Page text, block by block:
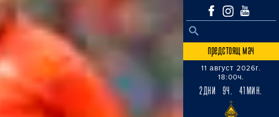
Search
SEARCH BUTTON
предстоящ мач
11 август 2026г.
18:00ч.
2ДНИ 9Ч. 41МИН.